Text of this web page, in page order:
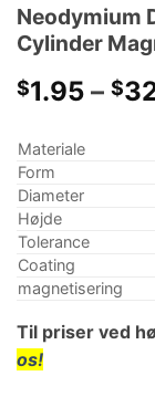
Neodymium
Cylinder
$1.95 – $
Materiale
Form
Diameter
Højde
Tolerance
Coating
magnetisering
Til priser ved
os!